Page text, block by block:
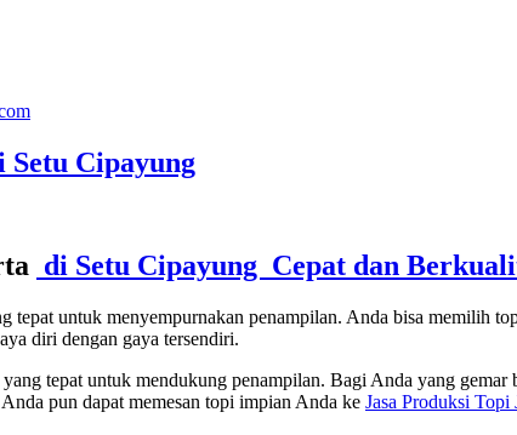
Setu Cipayung
di Setu Cipayung Cepat dan
untuk menyempurnakan penampilan. Anda bisa memilih
diri dengan gaya tersendiri.
tepat untuk mendukung penampilan. Bagi Anda yang gemar
pun dapat memesan topi impian Anda ke Jasa Produksi